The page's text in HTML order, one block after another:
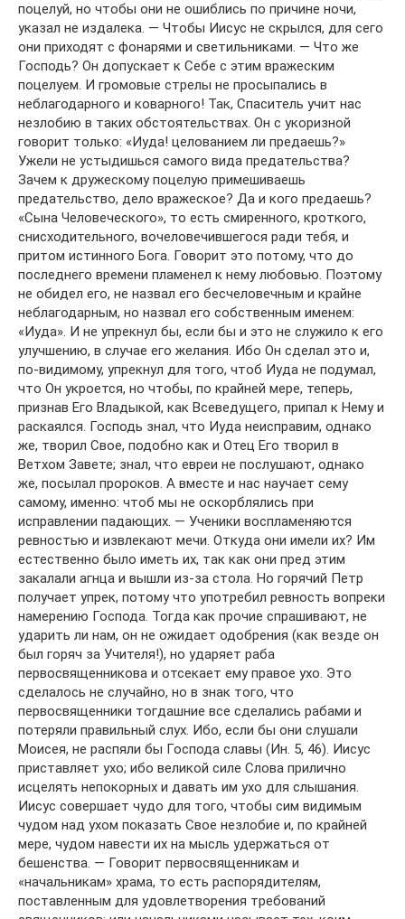
поцелуй, но чтобы они не ошиблись по причине ночи,
указал не издалека. — Чтобы Иисус не скрылся, для сего
они приходят с фонарями и светильниками. — Что же
Господь? Он допускает к Себе с этим вражеским
поцелуем. И громовые стрелы не просыпались в
неблагодарного и коварного! Так, Спаситель учит нас
незлобию в таких обстоятельствах. Он с укоризной
говорит только: «Иуда! целованием ли предаешь?»
Ужели не устыдишься самого вида предательства?
Зачем к дружескому поцелую примешиваешь
предательство, дело вражеское? Да и кого предаешь?
«Сына Человеческого», то есть смиренного, кроткого,
снисходительного, вочеловечившегося ради тебя, и
притом истинного Бога. Говорит это потому, что до
последнего времени пламенел к нему любовью. Поэтому
не обидел его, не назвал его бесчеловечным и крайне
неблагодарным, но назвал его собственным именем:
«Иуда». И не упрекнул бы, если бы и это не служило к его
улучшению, в случае его желания. Ибо Он сделал это и,
по-видимому, упрекнул для того, чтоб Иуда не подумал,
что Он укроется, но чтобы, по крайней мере, теперь,
признав Его Владыкой, как Всеведущего, припал к Нему и
раскаялся. Господь знал, что Иуда неисправим, однако
же, творил Свое, подобно как и Отец Его творил в
Ветхом Завете; знал, что евреи не послушают, однако
же, посылал пророков. А вместе и нас научает сему
самому, именно: чтоб мы не оскорблялись при
исправлении падающих. — Ученики воспламеняются
ревностью и извлекают мечи. Откуда они имели их? Им
естественно было иметь их, так как они пред этим
закалали агнца и вышли из-за стола. Но горячий Петр
получает упрек, потому что употребил ревность вопреки
намерению Господа. Тогда как прочие спрашивают, не
ударить ли нам, он не ожидает одобрения (как везде он
был горяч за Учителя!), но ударяет раба
первосвященникова и отсекает ему правое ухо. Это
сделалось не случайно, но в знак того, что
первосвященники тогдашние все сделались рабами и
потеряли правильный слух. Ибо, если бы они слушали
Моисея, не распяли бы Господа славы (Ин. 5, 46). Иисус
приставляет ухо; ибо великой силе Слова прилично
исцелять непокорных и давать им ухо для слышания.
Иисус совершает чудо для того, чтобы сим видимым
чудом над ухом показать Свое незлобие и, по крайней
мере, чудом навести их на мысль удержаться от
бешенства. — Говорит первосвященникам и
«начальникам» храма, то есть распорядителям,
поставленным для удовлетворения требований